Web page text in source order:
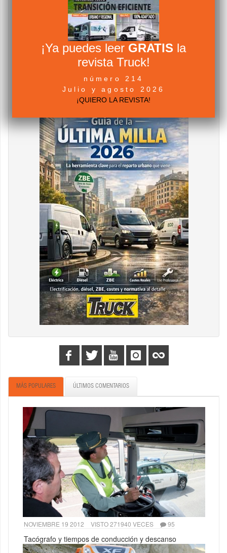
MÁS POPULARES ÚLTIMOS COMENTARIOS
NOVIEMBRE 19 2012 VISTO 271940 VECES 95
Tacógrafo y tiempos de conducción y descanso
¡Ya puedes leer GRATIS la
revista Truck!
número 214
Julio y agosto 2026
¡QUIERO LA REVISTA!